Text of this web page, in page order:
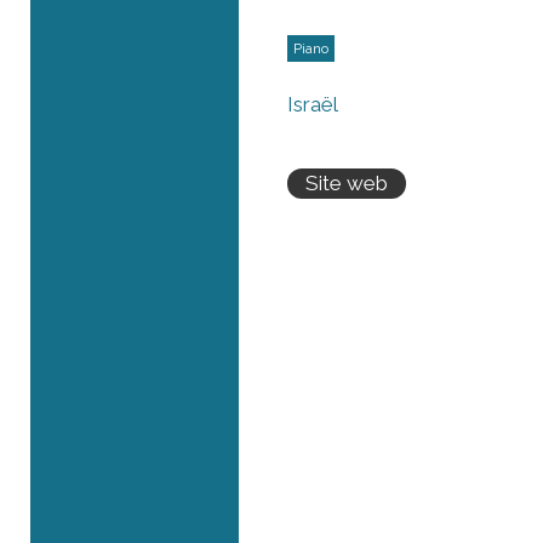
Piano
Israël
Site web